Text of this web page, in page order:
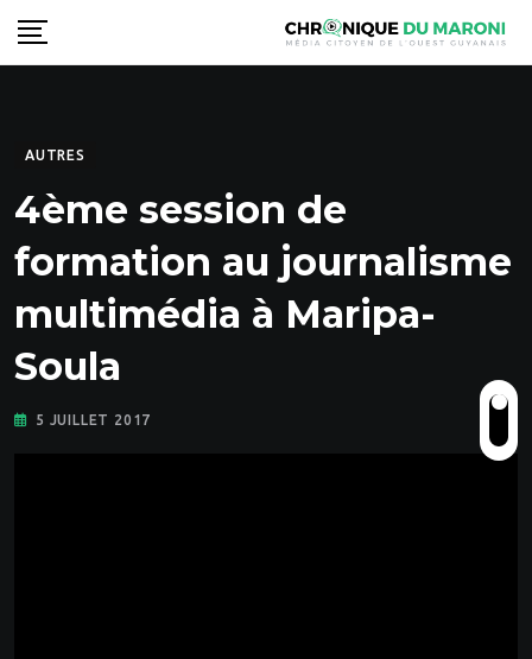
Skip
to
AUTRES
4ème session de
formation au journalisme
multimédia à Maripa-
Soula
5 JUILLET 2017